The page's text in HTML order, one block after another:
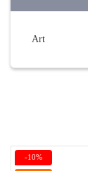
Art
-10%